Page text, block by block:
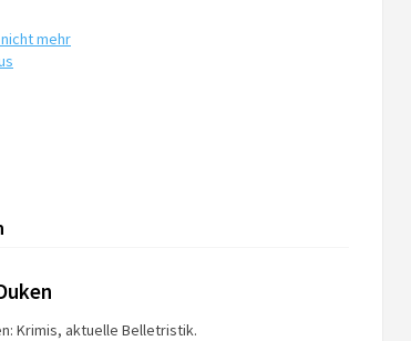
mehr
Krimis, aktuelle Belletristik.